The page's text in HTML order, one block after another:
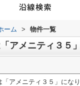
ーム > 物件一覧
アメニティ３５
アメニティ３５」にな